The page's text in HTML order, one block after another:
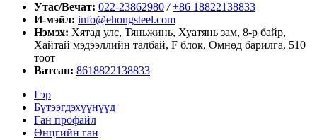
Утас/Вечат: 022-23862980 / +86 18822138833
И-мэйл: info@ehongsteel.com
Нэмэх: Хятад улс, Тяньжинь, Хуатянь зам, 8-р байр,
Хайтай мэдээллийн талбай, F блок, Өмнөд барилга, 510
тоот
Ватсап: 8618822138833
Гэр
Бүтээгдэхүүнүүд
Ган профайл
Өнцгийн ган